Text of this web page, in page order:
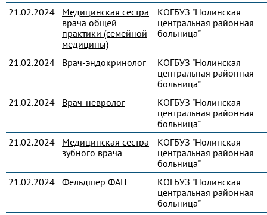
21.02.2024
Медицинская сестра
врача общей
практики (семейной
медицины)
КОГБУЗ "Нолинская
центральная районная
больница"
21.02.2024 Врач-эндокринолог
КОГБУЗ "Нолинская
центральная районная
больница"
21.02.2024
Врач-невролог
КОГБУЗ "Нолинская
центральная районная
больница"
21.02.2024
Медицинская сестра
зубного врача
КОГБУЗ "Нолинская
центральная районная
больница"
21.02.2024 Фельдшер ФАП
КОГБУЗ "Нолинская
центральная районная
больница"